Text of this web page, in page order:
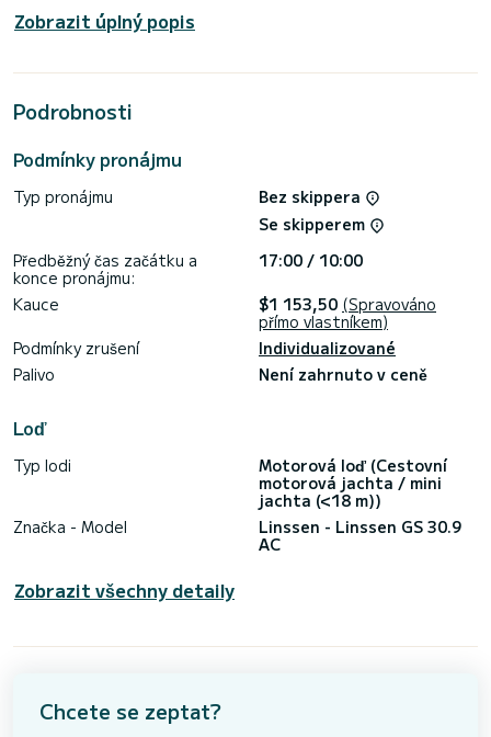
Motorový člun je dlouhý 10 metrů a má výkon 55 koňských sil.
2 kajuty pojmou 4 osoby v plavební navigaci.
Pro vaše pohodlí má Luna Louise 2 toalety se sprchou
Má zejména následující vybavení: Pohonná příď, Plavecká
Zveme vás, abyste si vyžádali cenovou nabídku přímo
Zobrazit úplný popis
Podrobnosti
Podmínky pronájmu
Typ pronájmu
Bez skippera
Se skipperem
Předběžný čas začátku a
konce pronájmu:
17:00 / 10:00
Kauce
$1 153,50 (Spravováno
přímo vlastníkem)
Podmínky zrušení
Individualizované
Palivo
Není zahrnuto v ceně
Loď
Typ lodi
Motorová loď (Cestovní
motorová jachta / mini
jachta (<18 m))
Značka - Model
Linssen - Linssen GS 30.9
AC
Zobrazit všechny detaily
Chcete se zeptat?